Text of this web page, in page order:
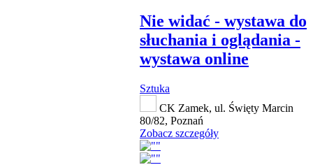
Nie widać - wystawa do
słuchania i oglądania -
wystawa online
Sztuka
CK Zamek, ul. Święty Marcin
80/82, Poznań
Zobacz szczegóły